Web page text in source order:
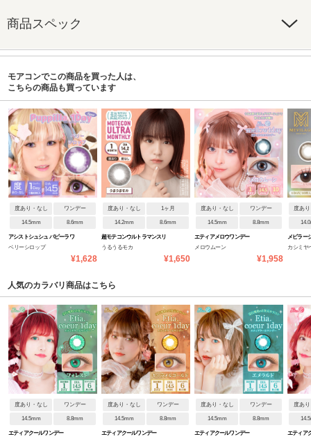
商品スペック
モアコンでこの商品を買った人は、
こちらの商品も買っています
度あり・なし ワンデー
14.5mm 8.6mm
アシストシュシュ パピーラワ
ベリーシロップ
¥1,628
度あり・なし 1ヶ月
14.2mm 8.6mm
超モテコンウルトラマンスリ
ー
うるうるモカ
¥1,650
度あり・なし ワンデー
14.5mm 8.8mm
エティアメロウワンデー
メロウムーン
¥1,958
度あ
メビラー
カシミヤ
人気のカラバリ商品はこちら
度あり・なし ワンデー
14.5mm 8.8mm
エティアクールワンデー
度あり・なし ワンデー
14.5mm 8.8mm
エティアクールワンデー
度あり・なし ワンデー
14.5mm 8.8mm
エティアクールワンデー
度あ
エティア